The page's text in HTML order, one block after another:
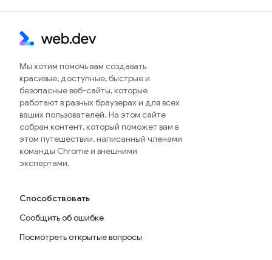
Мы хотим помочь вам создавать
красивые, доступные, быстрые и
безопасные веб-сайты, которые
работают в разных браузерах и для всех
ваших пользователей. На этом сайте
собран контент, который поможет вам в
этом путешествии, написанный членами
команды Chrome и внешними
экспертами.
Способствовать
Сообщить об ошибке
Посмотреть открытые вопросы